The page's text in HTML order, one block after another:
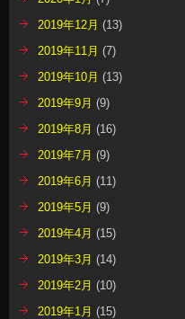
2019年12月 (13)
2019年11月 (7)
2019年10月 (13)
2019年9月 (9)
2019年8月 (16)
2019年7月 (9)
2019年6月 (11)
2019年5月 (9)
2019年4月 (15)
2019年3月 (14)
2019年2月 (10)
2019年1月 (15)